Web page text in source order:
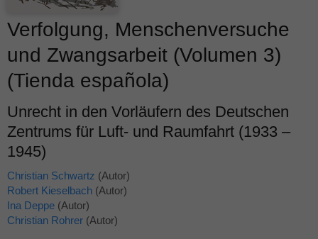
Verfolgung, Menschenversuche
und Zwangsarbeit (Volumen 3)
(Tienda española)
Unrecht in den Vorläufern des Deutschen
Zentrums für Luft- und Raumfahrt (1933 –
1945)
Christian Schwartz (Autor)
Robert Kieselbach (Autor)
Ina Deppe (Autor)
Christian Rohrer (Autor)